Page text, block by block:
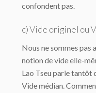
confondent pas.
c) Vide originel ou
Nous ne sommes pas
notion de vide elle-
Lao Tseu parle tantôt
Vide médian.